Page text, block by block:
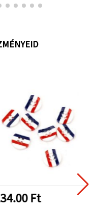
fülbevalókhoz,
Ft